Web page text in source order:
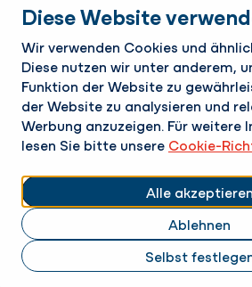
Diese Website
Wir verwenden Cookies und
Diese nutzen wir unter anderem,
Funktion der Website zu
der Website zu analysieren und
Werbung anzuzeigen. Für weitere
lesen Sie bitte unsere Cookie-
Alle akzeptieren
Ablehnen
Selbst
Schnelle Links
Leistungen
Unternehmen
Karriere
LinkedInInstagramFacebook
TwitterYouTube
Cookie-Einstellungen ändern
DatenschutzerklärungCookie-
Verantwortungsvolle Offenlegung